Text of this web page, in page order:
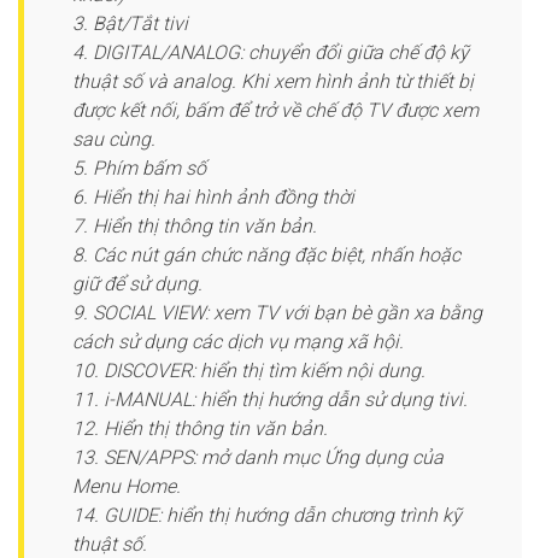
3. Bật/Tắt tivi
4. DIGITAL/ANALOG: chuyển đổi giữa chế độ kỹ
thuật số và analog. Khi xem hình ảnh từ thiết bị
được kết nối, bấm để trở về chế độ TV được xem
sau cùng.
5. Phím bấm số
6. Hiển thị hai hình ảnh đồng thời
7. Hiển thị thông tin văn bản.
8. Các nút gán chức năng đặc biệt, nhấn hoặc
giữ để sử dụng.
9. SOCIAL VIEW: xem TV với bạn bè gần xa bằng
cách sử dụng các dịch vụ mạng xã hội.
10. DISCOVER: hiển thị tìm kiếm nội dung.
11. i-MANUAL: hiển thị hướng dẫn sử dụng tivi.
12. Hiển thị thông tin văn bản.
13. SEN/APPS: mở danh mục Ứng dụng của
Menu Home.
14. GUIDE: hiển thị hướng dẫn chương trình kỹ
thuật số.